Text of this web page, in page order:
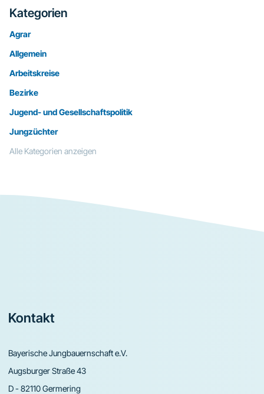
Kategorien
Agrar
Allgemein
Arbeitskreise
Bezirke
Jugend- und Gesellschaftspolitik
Jungzüchter
Alle Kategorien anzeigen
Footer
Kontakt
Bayerische Jungbauernschaft e.V.
Augsburger Straße 43
D - 82110 Germering